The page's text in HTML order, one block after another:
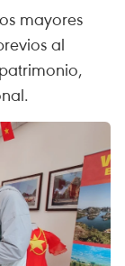
mayores
al